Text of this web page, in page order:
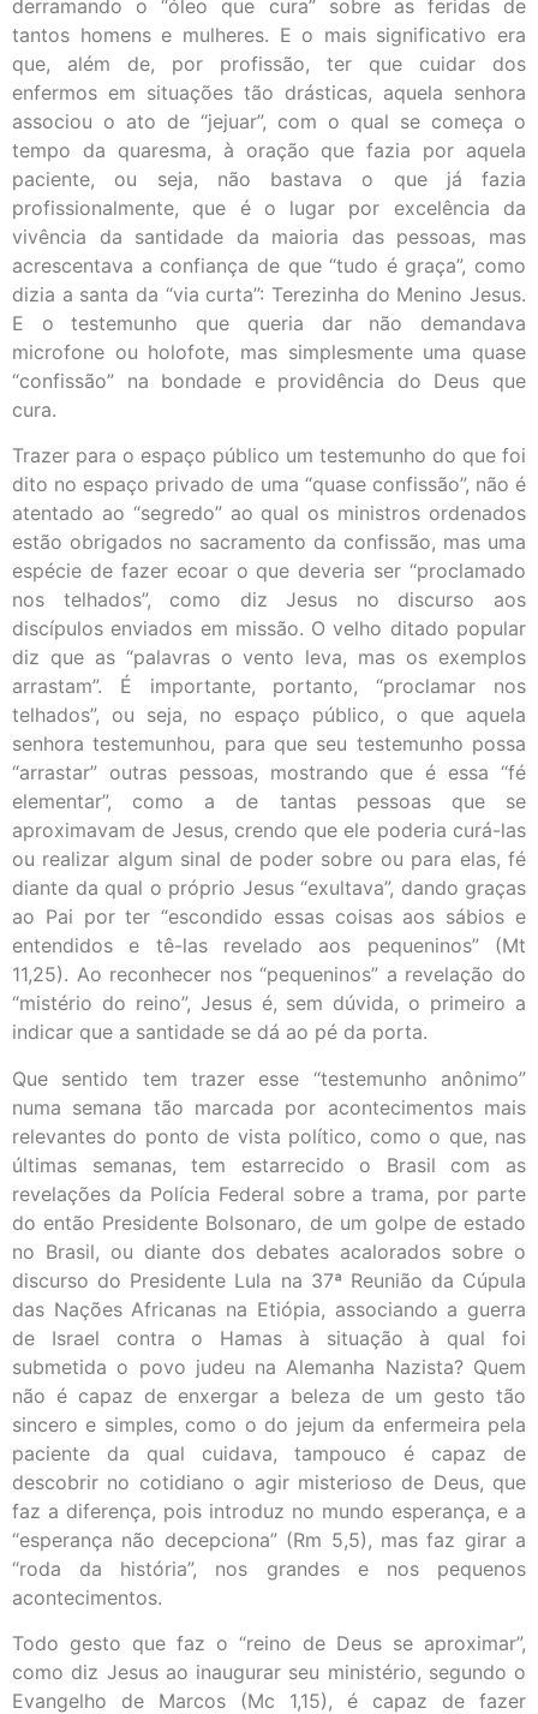
derramando o “óleo que cura” sobre as feridas de
tantos homens e mulheres. E o mais significativo era
que, além de, por profissão, ter que cuidar dos
enfermos em situações tão drásticas, aquela senhora
associou o ato de “jejuar”, com o qual se começa o
tempo da quaresma, à oração que fazia por aquela
paciente, ou seja, não bastava o que já fazia
profissionalmente, que é o lugar por excelência da
vivência da santidade da maioria das pessoas, mas
acrescentava a confiança de que “tudo é graça”, como
dizia a santa da “via curta”: Terezinha do Menino Jesus.
E o testemunho que queria dar não demandava
microfone ou holofote, mas simplesmente uma quase
“confissão” na bondade e providência do Deus que
cura.
Trazer para o espaço público um testemunho do que foi
dito no espaço privado de uma “quase confissão”, não é
atentado ao “segredo” ao qual os ministros ordenados
estão obrigados no sacramento da confissão, mas uma
espécie de fazer ecoar o que deveria ser “proclamado
nos telhados”, como diz Jesus no discurso aos
discípulos enviados em missão. O velho ditado popular
diz que as “palavras o vento leva, mas os exemplos
arrastam”. É importante, portanto, “proclamar nos
telhados”, ou seja, no espaço público, o que aquela
senhora testemunhou, para que seu testemunho possa
“arrastar” outras pessoas, mostrando que é essa “fé
elementar”, como a de tantas pessoas que se
aproximavam de Jesus, crendo que ele poderia curá-las
ou realizar algum sinal de poder sobre ou para elas, fé
diante da qual o próprio Jesus “exultava”, dando graças
ao Pai por ter “escondido essas coisas aos sábios e
entendidos e tê-las revelado aos pequeninos” (Mt
11,25). Ao reconhecer nos “pequeninos” a revelação do
“mistério do reino”, Jesus é, sem dúvida, o primeiro a
indicar que a santidade se dá ao pé da porta.
Que sentido tem trazer esse “testemunho anônimo”
numa semana tão marcada por acontecimentos mais
relevantes do ponto de vista político, como o que, nas
últimas semanas, tem estarrecido o Brasil com as
revelações da Polícia Federal sobre a trama, por parte
do então Presidente Bolsonaro, de um golpe de estado
no Brasil, ou diante dos debates acalorados sobre o
discurso do Presidente Lula na 37ª Reunião da Cúpula
das Nações Africanas na Etiópia, associando a guerra
de Israel contra o Hamas à situação à qual foi
submetida o povo judeu na Alemanha Nazista? Quem
não é capaz de enxergar a beleza de um gesto tão
sincero e simples, como o do jejum da enfermeira pela
paciente da qual cuidava, tampouco é capaz de
descobrir no cotidiano o agir misterioso de Deus, que
faz a diferença, pois introduz no mundo esperança, e a
“esperança não decepciona” (Rm 5,5), mas faz girar a
“roda da história”, nos grandes e nos pequenos
acontecimentos.
Todo gesto que faz o “reino de Deus se aproximar”,
como diz Jesus ao inaugurar seu ministério, segundo o
Evangelho de Marcos (Mc 1,15), é capaz de fazer